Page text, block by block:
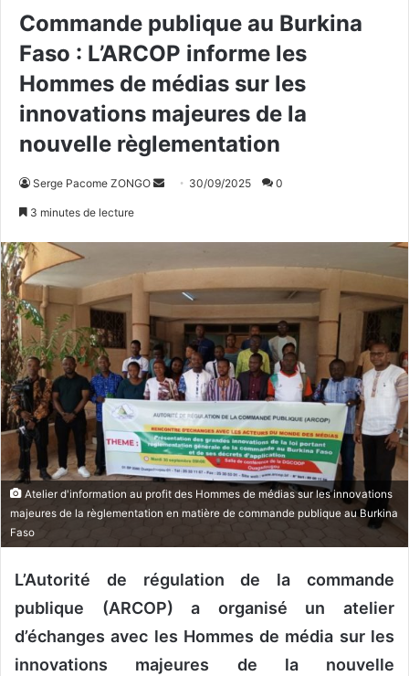
Commande publique au Burkina
Faso : L’ARCOP informe les
Hommes de médias sur les
innovations majeures de la
nouvelle règlementation
Serge Pacome ZONGO
y
e
r
n
c
o
u
r
r
i
e
30/09/2025 0
3 minutes de lecture
Atelier d'information au profit des Hommes de médias sur les innovations
majeures de la règlementation en matière de commande publique au Burkina
Faso
L’Autorité de régulation de la commande
publique (ARCOP) a organisé un atelier
d’échanges avec les Hommes de média sur les
innovations majeures de la nouvelle